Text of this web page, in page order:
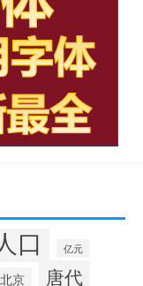
口 亿元
北京 唐代